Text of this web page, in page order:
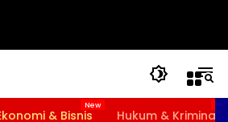
& Bisnis Hukum & Kriminal